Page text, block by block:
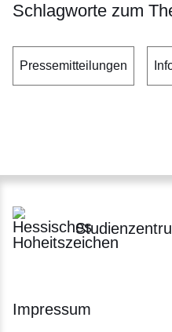
Schlagworte zum
Pressemitteilungen
Impressum